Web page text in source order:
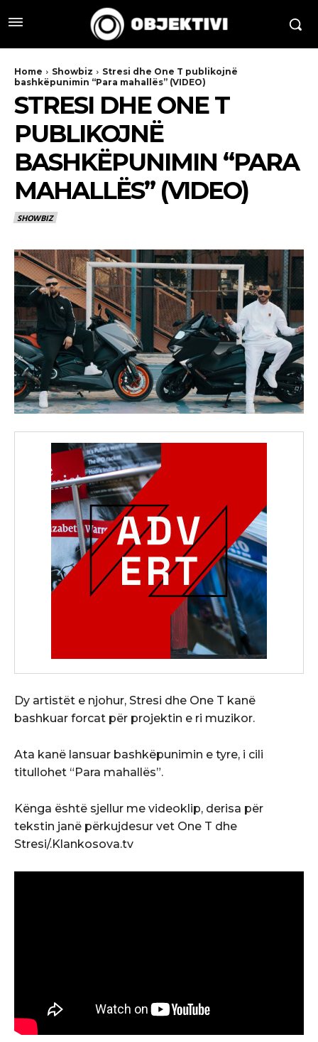
Home Showbiz
Stresi dhe One T publikojnë
bashkëpunimin “Para mahallës” (VIDEO)
STRESI DHE ONE T
PUBLIKOJNË
BASHKËPUNIMIN “PARA
MAHALLËS” (VIDEO)
SHOWBIZ
Dy artistët e njohur, Stresi dhe One T kanë
bashkuar forcat për projektin e ri muzikor.
Ata kanë lansuar bashkëpunimin e tyre, i cili
titullohet “Para mahallës”.
Kënga është sjellur me videoklip, derisa për
tekstin janë përkujdesur vet One T dhe
Stresi/.Klankosova.tv